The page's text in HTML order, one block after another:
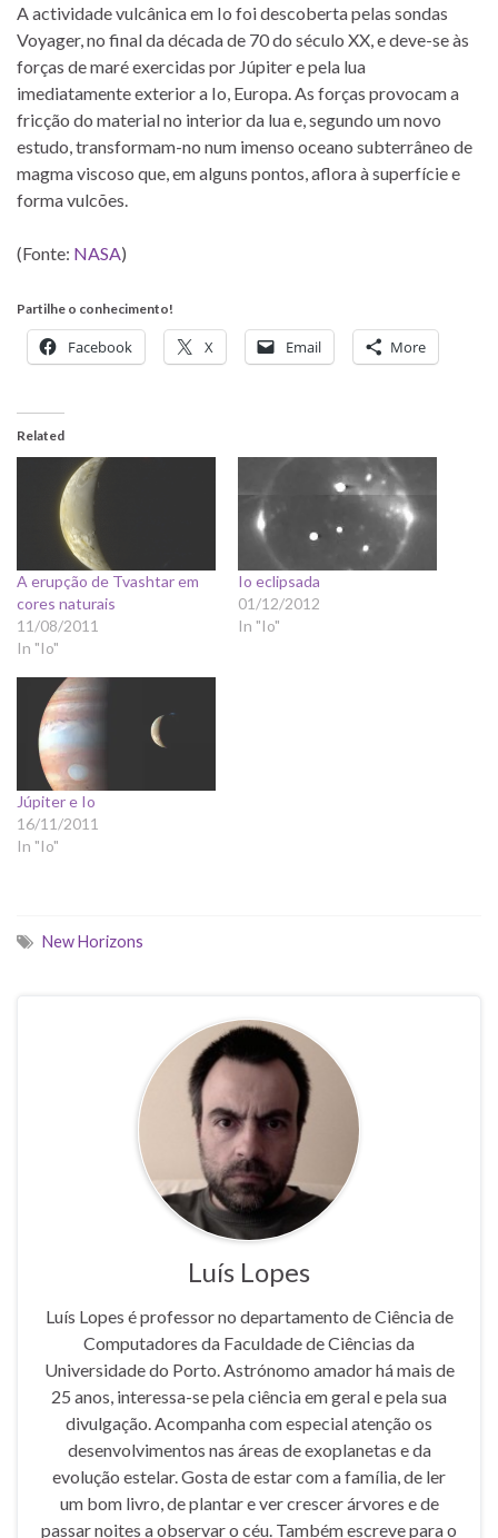
A actividade vulcânica em Io foi descoberta pelas sondas
Voyager, no final da década de 70 do século XX, e deve-se às
forças de maré exercidas por Júpiter e pela lua
imediatamente exterior a Io, Europa. As forças provocam a
fricção do material no interior da lua e, segundo um novo
estudo, transformam-no num imenso oceano subterrâneo de
magma viscoso que, em alguns pontos, aflora à superfície e
forma vulcões.
(Fonte: NASA)
Partilhe o conhecimento!
Facebook X Email More
Related
A erupção de Tvashtar em
cores naturais
11/08/2011
In "Io"
Io eclipsada
01/12/2012
In "Io"
Júpiter e Io
16/11/2011
In "Io"
New Horizons
Luís Lopes
Luís Lopes é professor no departamento de Ciência de
Computadores da Faculdade de Ciências da
Universidade do Porto. Astrónomo amador há mais de
25 anos, interessa-se pela ciência em geral e pela sua
divulgação. Acompanha com especial atenção os
desenvolvimentos nas áreas de exoplanetas e da
evolução estelar. Gosta de estar com a família, de ler
um bom livro, de plantar e ver crescer árvores e de
passar noites a observar o céu. Também escreve para o